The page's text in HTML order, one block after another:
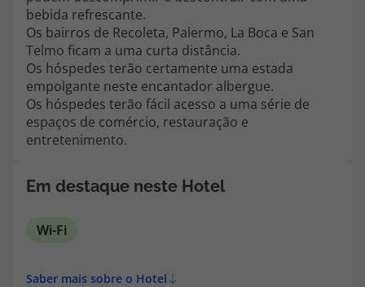
bebida refrescante.
Os bairros de Recoleta, Palermo, La Boca e San
Telmo ficam a uma curta distância.
Os hóspedes terão certamente uma estada
empolgante neste encantador albergue.
Os hóspedes terão fácil acesso a uma série de
espaços de comércio, restauração e
entretenimento.
Em destaque neste Hotel
Wi-Fi
Saber mais sobre o Hotel